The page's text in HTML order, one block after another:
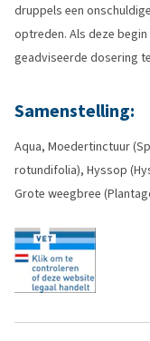
druppels een
optreden. Als deze
geadviseerde dosering
Samenstelling:
Aqua, Moedertinctuur
rotundifolia), Hyssop
Grote weegbree